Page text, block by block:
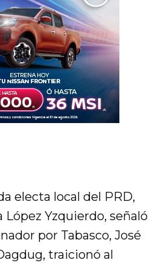
electa local del PRD,
López Yzquierdo, señaló
por Tabasco, José
traicionó al